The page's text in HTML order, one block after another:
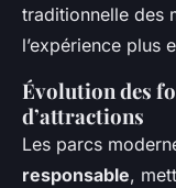
traditionnelle des
l’expérience plus
Évolution des
d’attractions
Les parcs
responsable,